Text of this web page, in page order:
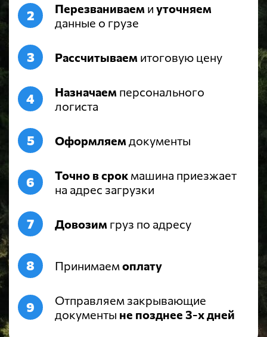
Перезваниваем и уточняем
данные о грузе
Рассчитываем итоговую цену
Назначаем персонального
логиста
Оформляем документы
Точно в срок машина приезжает
на адрес загрузки
Довозим груз по адресу
Принимаем оплату
Отправляем закрывающие
документы не позднее 3-х дней